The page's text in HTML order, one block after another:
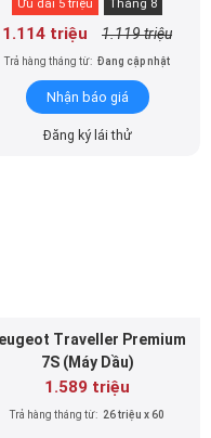
Ưu đãi 5 triệu Tháng 8
1.114 triệu 1.119 triệu
Trả hàng tháng từ: Đang cập nhật
Nhận báo giá
Đăng ký lái thử
Traveller Premium
7S (Máy Dầu)
1.589 triệu
Trả hàng tháng từ: 26 triệu x 60